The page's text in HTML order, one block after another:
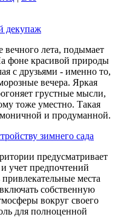
декупаж
лета, подымает
фоне красивой природы
с друзьями - именно то,
вечера. Яркая
грустные мысли,
тоже уместно. Такая
и продуманной.
зимнего сада
предусматривает
учет предпочтений
привлекательные места
собственную
вокруг своего
для полноценной